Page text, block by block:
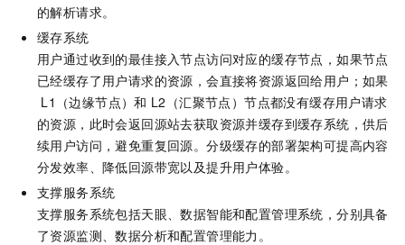
的解析请求。
缓存系统
用户通过收到的最佳接入节点访问对应的缓存节点，如果节点
已经缓存了用户请求的资源，会直接将资源返回给用户；如果
L1（边缘节点）和 L2（汇聚节点）节点都没有缓存用户请求
的资源，此时会返回源站去获取资源并缓存到缓存系统，供后
续用户访问，避免重复回源。分级缓存的部署架构可提高内容
分发效率、降低回源带宽以及提升用户体验。
支撑服务系统
支撑服务系统包括天眼、数据智能和配置管理系统，分别具备
了资源监测、数据分析和配置管理能力。